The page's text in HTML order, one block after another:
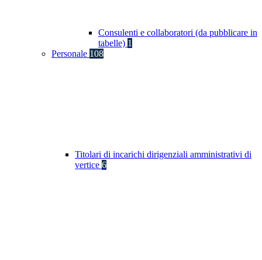
Consulenti e collaboratori (da pubblicare in
tabelle) 1
Personale 108
Titolari di incarichi dirigenziali amministrativi di
vertice 6